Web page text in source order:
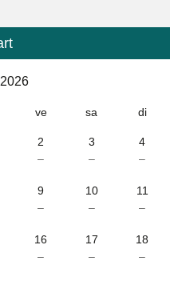
ve sa di
2
–
3
–
4
–
9
–
10
–
11
–
16
–
17
–
18
–